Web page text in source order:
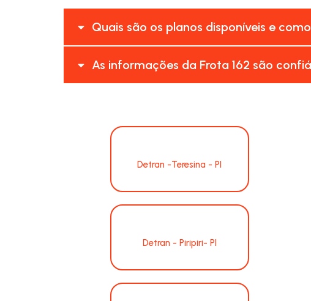
Quais são os planos disponíveis e
As informações da Frota 162 são
Detran -Teresina - PI
Detran - Piripiri- PI